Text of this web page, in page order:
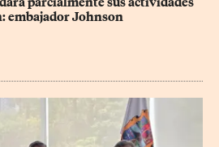
embajador Johnson